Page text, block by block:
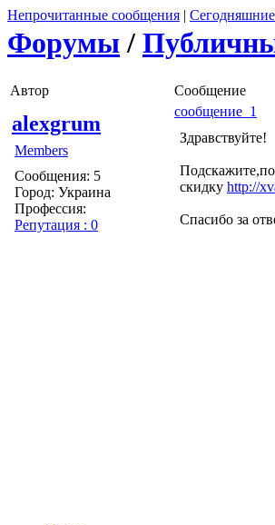
Непрочитанные сообщения |
Форумы/
Автор Сообщение
alexgrum
Members
Сообщения: 5
Город: Украина
Профессия:
Репутация : 0
сообщение 1
Здравствуйте!
скидку http://
Спасибо за